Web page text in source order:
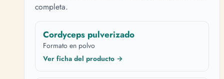
completa.
Cordyceps pulverizado
Formato en polvo
Ver ficha del producto →